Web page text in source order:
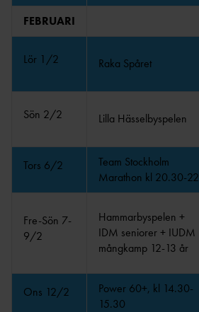
STOCKHOLMSKAMP
EN
REGIONSMÄSTERSKAP 13-
14 ÅR
ARKIV
TIDIGARE DISTRIKTS
HEMSIDOR
FEBRUARI
Lör 1/2 Raka Spåret
Sön 2/2 Lilla Hässelbyspelen
Tors 6/2
Team Stockholm
Marathon kl 20.30-22
Fre-Sön 7-
9/2
Hammarbyspelen +
IDM seniorer + IUDM
mångkamp 12-13 år
Ons 12/2
Power 60+, kl 14.30-
15.30